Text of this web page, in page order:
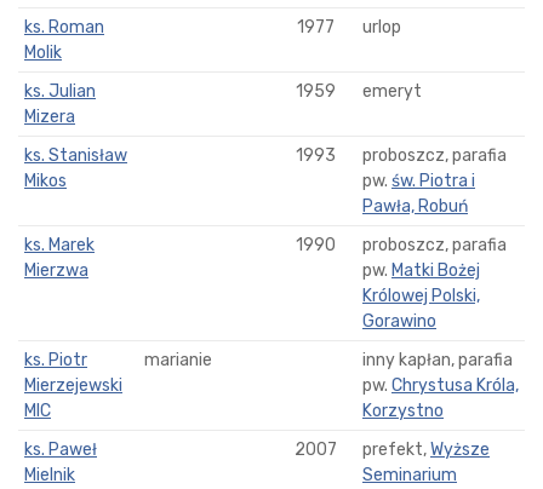
ks. Roman
Molik
1977 urlop
ks. Julian
Mizera
1959 emeryt
ks. Stanisław
Mikos
1993
proboszcz, parafia
pw. św. Piotra i
Pawła, Robuń
ks. Marek
Mierzwa
1990
proboszcz, parafia
pw. Matki Bożej
Królowej Polski,
Gorawino
ks. Piotr
Mierzejewski
MIC
marianie
inny kapłan, parafia
pw. Chrystusa Króla,
Korzystno
ks. Paweł
Mielnik
2007 prefekt,Wyższe
Seminarium